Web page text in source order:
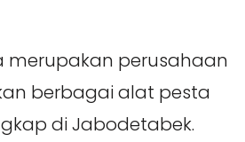
merupakan perusahaan
berbagai alat pesta
di Jabodetabek.